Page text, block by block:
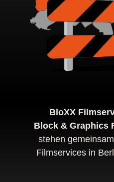
BloXX
Block & Graphics
stehen
Filmservices in